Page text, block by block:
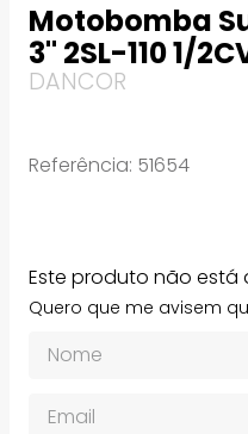
Motobomba
3" 2SL-110 1/
DANCOR
Referência: 51654
Este produto não
Quero que me avisem